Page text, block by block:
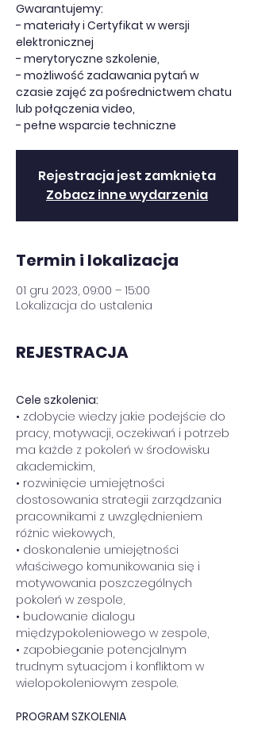
Gwarantujemy:
- materiały i Certyfikat w wersji
elektronicznej
- merytoryczne szkolenie,
- możliwość zadawania pytań w
czasie zajęć za pośrednictwem chatu
lub połączenia video,
- pełne wsparcie techniczne
Rejestracja jest zamknięta
Zobacz inne wydarzenia
Termin i lokalizacja
01 gru 2023, 09:00 – 15:00
Lokalizacja do ustalenia
REJESTRACJA
Cele szkolenia:
• zdobycie wiedzy jakie podejście do
pracy, motywacji, oczekiwań i potrzeb
ma każde z pokoleń w środowisku
akademickim,
• rozwinięcie umiejętności
dostosowania strategii zarządzania
pracownikami z uwzględnieniem
różnic wiekowych,
• doskonalenie umiejętności
właściwego komunikowania się i
motywowania poszczególnych
pokoleń w zespole,
• budowanie dialogu
międzypokoleniowego w zespole,
• zapobieganie potencjalnym
trudnym sytuacjom i konfliktom w
wielopokoleniowym zespole.
PROGRAM SZKOLENIA